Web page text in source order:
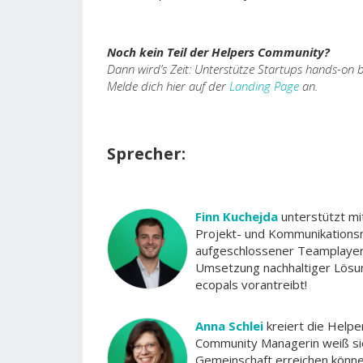
Noch kein Teil der Helpers Community?
Dann wird’s Zeit: Unterstütze Startups hands-on
Melde dich hier auf der Landing Page an.
Sprecher:
Finn Kuchejda unterstützt
Projekt- und
aufgeschlossener
Umsetzung nachhaltiger
ecopals vorantreibt!
Anna Schlei kreiert die
Community Managerin weiß
Gemeinschaft erreichen